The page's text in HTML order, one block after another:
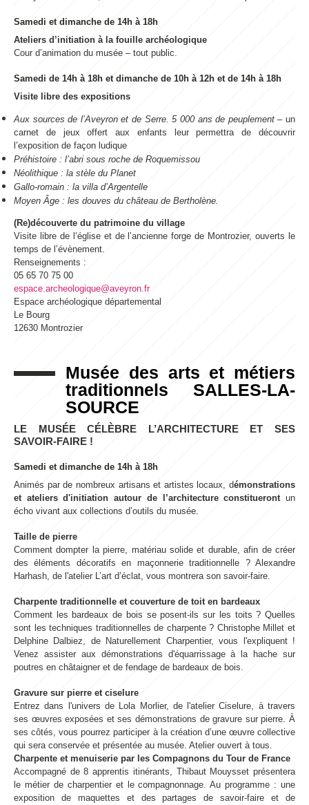
Samedi et dimanche de 14h à 18h
Ateliers d’initiation à la fouille archéologique
Cour d’animation du musée – tout public.
Samedi de 14h à 18h et dimanche de 10h à 12h et de 14h à 18h
Visite libre des expositions
Aux sources de l’Aveyron et de Serre. 5 000 ans de peuplement– un
carnet de jeux offert aux enfants leur permettra de découvrir
l’exposition de façon ludique
Préhistoire : l’abri sous roche de Roquemissou
Néolithique : la stèle du Planet
Gallo-romain : la villa d’Argentelle
Moyen Âge : les douves du château de Bertholène.
(Re)découverte du patrimoine du village
Visite libre de l’église et de l’ancienne forge de Montrozier, ouverts le
temps de l’évènement.
Renseignements :
05 65 70 75 00
espace.archeologique@aveyron.fr
Espace archéologique départemental
Le Bourg
12630 Montrozier
Musée des arts et métiers
traditionnels SALLES-LA-
SOURCE
LE MUSÉE CÉLÈBRE L’ARCHITECTURE ET SES
SAVOIR-FAIRE !
Samedi et dimanche de 14h à 18h
Animés par de nombreux artisans et artistes locaux, démonstrations
et ateliers d'initiation autour de l’architecture constitueront un
écho vivant aux collections d’outils du musée.
Taille de pierre
Comment dompter la pierre, matériau solide et durable, afin de créer
des éléments décoratifs en maçonnerie traditionnelle ? Alexandre
Harhash, de l'atelier L’art d’éclat, vous montrera son savoir-faire.
Charpente traditionnelle et couverture de toit en bardeaux
Comment les bardeaux de bois se posent-ils sur les toits ? Quelles
sont les techniques traditionnelles de charpente ? Christophe Millet et
Delphine Dalbiez, de Naturellement Charpentier, vous l'expliquent !
Venez assister aux démonstrations d'équarrissage à la hache sur
poutres en châtaigner et de fendage de bardeaux de bois.
Gravure sur pierre et ciselure
Entrez dans l'univers de Lola Morlier, de l'atelier Ciselure, à travers
ses œuvres exposées et ses démonstrations de gravure sur pierre. À
ses côtés, vous pourrez participer à la création d’une œuvre collective
qui sera conservée et présentée au musée. Atelier ouvert à tous.
Charpente et menuiserie par les Compagnons du Tour de France
Accompagné de 8 apprentis itinérants, Thibaut Mouysset présentera
le métier de charpentier et le compagnonnage. Au programme : une
exposition de maquettes et des partages de savoir-faire et de